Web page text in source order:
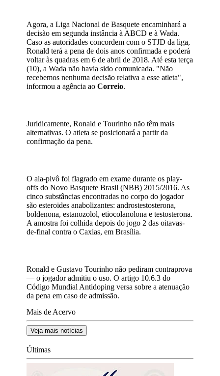
Agora, a Liga Nacional de Basquete encaminhará a
decisão em segunda instância à ABCD e à Wada.
Caso as autoridades concordem com o STJD da liga,
Ronald terá a pena de dois anos confirmada e poderá
voltar às quadras em 6 de abril de 2018. Até esta terça
(10), a Wada não havia sido comunicada. "Não
recebemos nenhuma decisão relativa a esse atleta",
informou a agência ao Correio.
Juridicamente, Ronald e Tourinho não têm mais
alternativas. O atleta se posicionará a partir da
confirmação da pena.
O ala-pivô foi flagrado em exame durante os play-
offs do Novo Basquete Brasil (NBB) 2015/2016. As
cinco substâncias encontradas no corpo do jogador
são esteroides anabolizantes: androstestosterona,
boldenona, estanozolol, etiocolanolona e testosterona.
A amostra foi colhida depois do jogo 2 das oitavas-
de-final contra o Caxias, em Brasília.
Ronald e Gustavo Tourinho não pediram contraprova
— o jogador admitiu o uso. O artigo 10.6.3 do
Código Mundial Antidoping versa sobre a atenuação
da pena em caso de admissão.
Mais de Acervo
Veja mais notícias
Últimas